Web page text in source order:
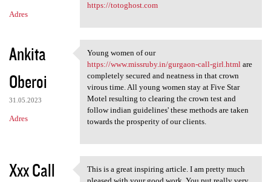
Adres
https://totoghost.com
Ankita
Oberoi
31.05.2023
Adres
Young women of our https:/
Young women of our
https://www.missruby.in/gurgaon-call-girl.htmlare
completely secured and neatness in that crown
virous time. All young women stay at Five Star
Motel resulting to clearing the crown test and
follow indian guidelines' these methods are taken
towards the prosperity of our clients.
Xxx Call
This is a great inspiring
This is a great inspiring article. I am pretty much